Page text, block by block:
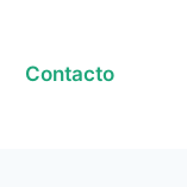
Contacto